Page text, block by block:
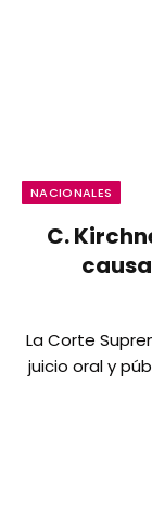
NACIONALES
C.
La Corte
juicio oral y